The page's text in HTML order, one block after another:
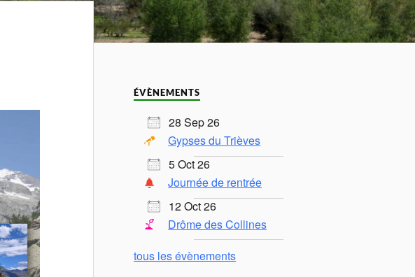
ÉVÈNEMENTS
28 Sep 26
Gypses du Trièves
5 Oct 26
Journée de rentrée
12 Oct 26
Drôme des Collines
tous les évènements